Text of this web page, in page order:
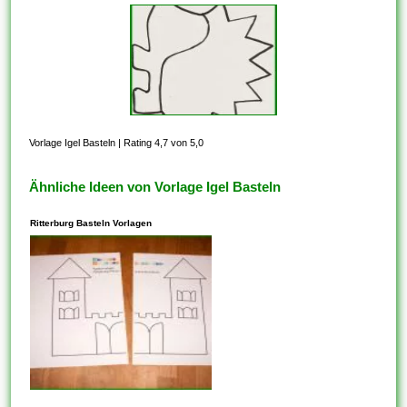
Vorlage Igel Basteln |Rating 4,7 von 5,0
Ähnliche Ideen von Vorlage Igel Basteln
Ritterburg Basteln Vorlagen